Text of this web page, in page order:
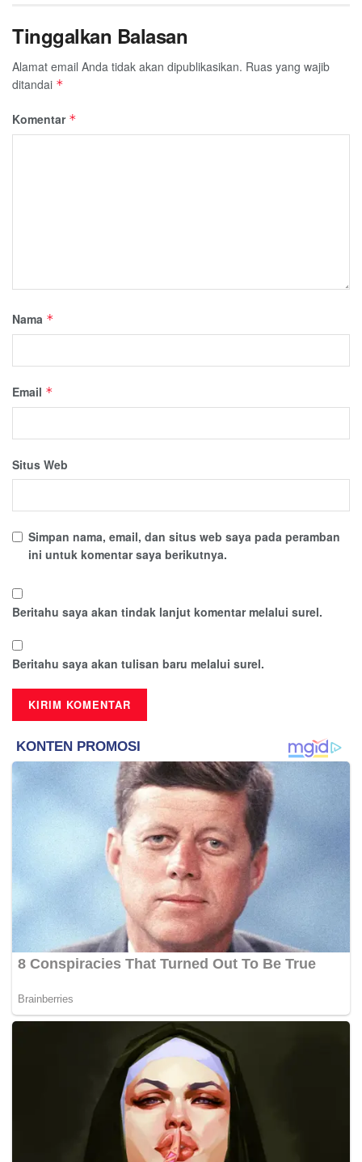
Tinggalkan Balasan
Alamat email Anda tidak akan dipublikasikan. Ruas yang wajib
ditandai *
Komentar *
Nama *
Email *
Situs Web
Simpan nama, email, dan situs web saya pada peramban
ini untuk komentar saya berikutnya.
Beritahu saya akan tindak lanjut komentar melalui surel.
Beritahu saya akan tulisan baru melalui surel.